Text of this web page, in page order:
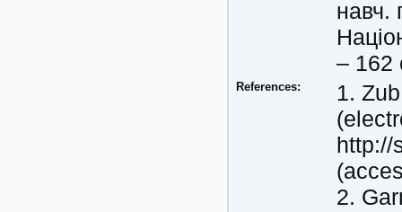
навч.
– 162
References:
1.
http://
2.